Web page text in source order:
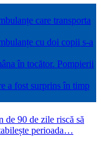
care transporta
cu doi copii s-a
în tocător. Pompierii
a fost surprins în timp